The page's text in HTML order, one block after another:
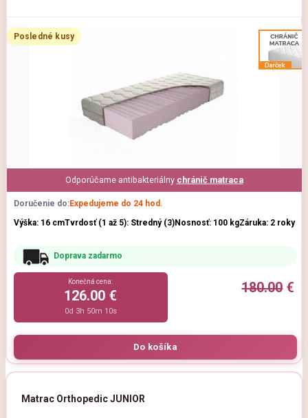
Posledné kusy
Odporúčame antibakteriálny chránič matraca
Doručenie do:Expedujeme do 24 hod.
Výška: 16 cmTvrdosť (1 až 5): Stredný (3)Nosnosť: 100 kgZáruka: 2 roky
Doprava zadarmo
180.00€
Konečná cena:
126.00 €
0d 3h 50m 9s
Matrac Orthopedic JUNIOR